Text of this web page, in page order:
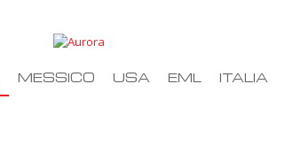
MESSICO USA EML ITALIA